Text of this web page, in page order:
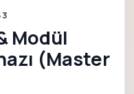
Modül
(Master